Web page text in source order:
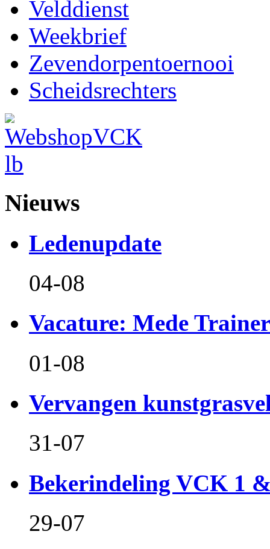
Velddienst
Weekbrief
Zevendorpentoernooi
Scheidsrechters
Nieuws
Ledenupdate
04-08
Vacature: Mede
01-08
Vervangen
31-07
Bekerindeling VCK 1
29-07